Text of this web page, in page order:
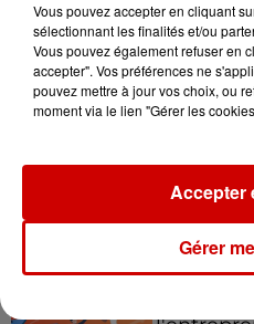
Le Duel -
en jet ski
Podcasts
Kelly
Vous pouvez accepter en cliquant
sélectionnant les finalités et/ou
Vous pouvez également refuser en
accepter". Vos préférences ne
pouvez mettre à jour vos choix, ou
moment via le lien "Gérer les
Gérer
Accepter